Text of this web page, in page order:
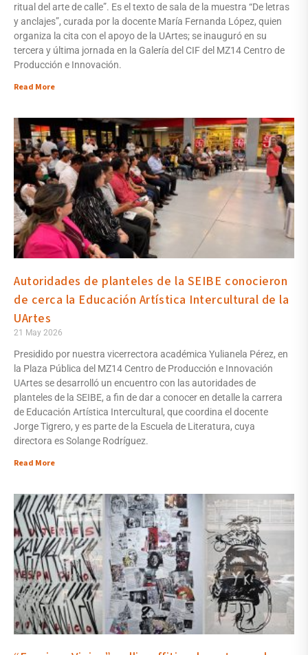
ritual del arte de calle”. Es el texto de sala de la muestra “De letras
y anclajes”, curada por la docente María Fernanda López, quien
organiza la cita con el apoyo de la UArtes; se inauguró en su
tercera y última jornada en la Galería del CIF del MZ14 Centro de
Producción e Innovación.
Read More
Autoridades de planteles de la SEIBE conocieron
de cerca la Educación Artística Intercultural de la
UArtes
21 May 2026
Presidido por nuestra vicerrectora académica Yulianela Pérez, en
la Plaza Pública del MZ14 Centro de Producción e Innovación
UArtes se desarrolló un encuentro con las autoridades de
planteles de la SEIBE, a fin de dar a conocer en detalle la carrera
de Educación Artística Intercultural, que coordina el docente
Jorge Tigrero, y es parte de la Escuela de Literatura, cuya
directora es Solange Rodríguez.
Read More